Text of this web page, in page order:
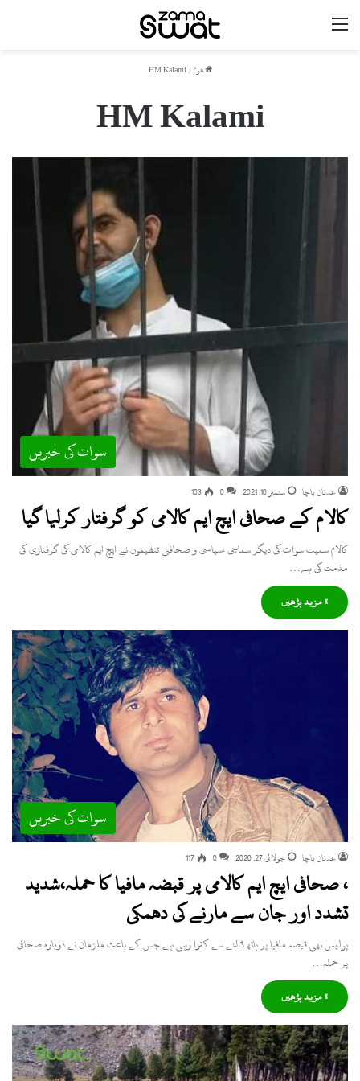
ھوم /
HM Kalami
HM Kalami
سوات کی خبریں
عدنان باچا ستمبر 10, 2021 0
103
کالام کے صحافی ایچ ایم کالامی کو گرفتار کرلیا گیا
کالام سمیت سوات کی دیگر سماجی ،سیاسی و صحافتی تنظیموں نے ایچ ایم کالامی کی گرفتاری کی
مذمت کی ہے…
» مزید پڑھیں
سوات کی خبریں
عدنان باچا جولائی 27, 2020 0
117
، صحافی ایچ ایم کالامی پر قبضہ مافیا کا حملہ،شدید
تشدد اور جان سے مارنے کی دھمکی
پولیس بھی قبضہ مافیا پر ہاتھ ڈالنے سے کترا رہی ہے جس کے باعث ملزمان نے دوبارہ صحافی
پر حملہ…
» مزید پڑھیں